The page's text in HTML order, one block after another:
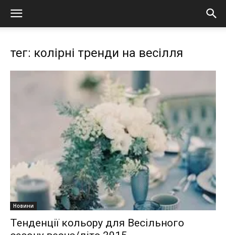
тег: колірні тренди на весілля
Новини
Тенденції кольору для Весільного